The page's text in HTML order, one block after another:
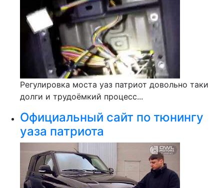
Регулировка моста уаз патриот довольно таки
долги и трудоёмкий процесс...
Официальный сайт по тюнингу
уаза патриота